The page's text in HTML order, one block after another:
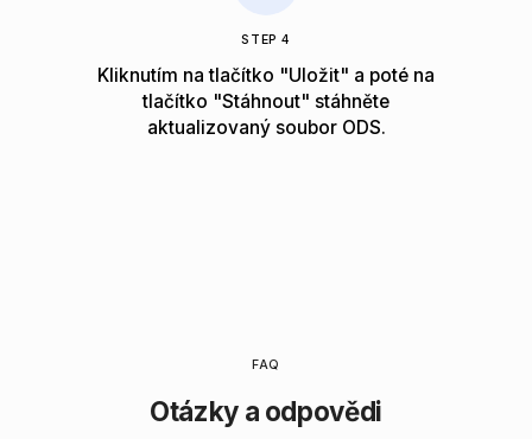
STEP 4
Kliknutím na tlačítko "Uložit" a poté na
tlačítko "Stáhnout" stáhněte
aktualizovaný soubor ODS.
FAQ
Otázky a odpovědi